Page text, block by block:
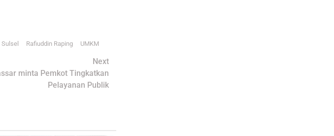
Sulsel Rafiuddin Raping UMKM
Next
minta Pemkot Tingkatkan
Pelayanan Publik